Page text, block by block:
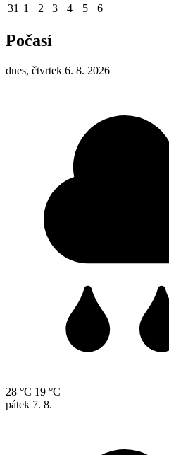
31 1 2 3 4 5 6
Počasí
dnes, čtvrtek 6. 8. 2026
28 °C 19 °C
pátek 7. 8.